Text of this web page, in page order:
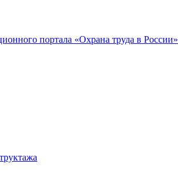
портала «Охрана труда в России»